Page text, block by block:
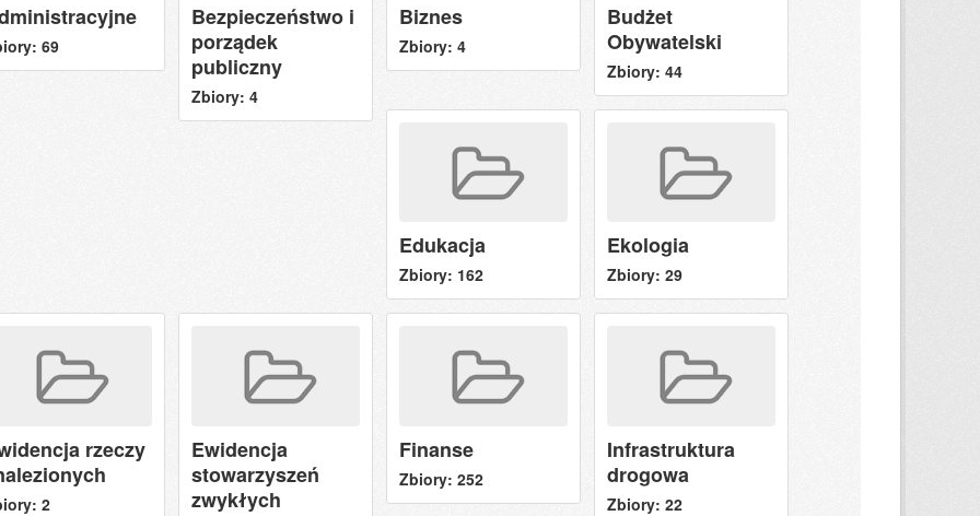
69
Bezpieczeństwo i
porządek
publiczny
Zbiory: 4
Biznes
Zbiory: 4
Budżet
Obywatelski
Zbiory: 44
Edukacja
Zbiory: 162
Ekologia
Zbiory: 29
rzeczy
2
Ewidencja
stowarzyszeń
zwykłych
Finanse
Zbiory: 252
Infrastruktura
drogowa
Zbiory: 22